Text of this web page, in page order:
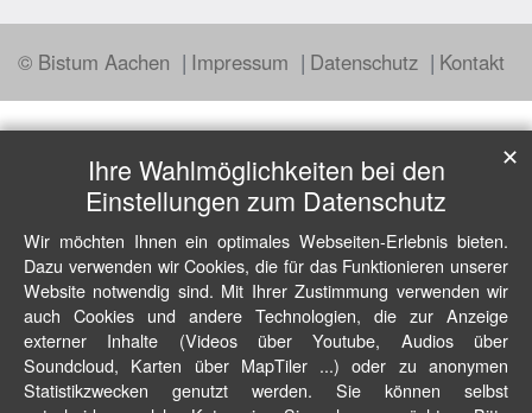
© Bistum Aachen Impressum Datenschutz Kontakt
Ihre Wahlmöglichkeiten bei den
Einstellungen zum Datenschutz
Wir möchten Ihnen ein optimales Webseiten-Erlebnis bieten.
Dazu verwenden wir Cookies, die für das Funktionieren unserer
Website notwendig sind. Mit Ihrer Zustimmung verwenden wir
auch Cookies und andere Technologien, die zur Anzeige
externer Inhalte (Videos über Youtube, Audios über
Soundcloud, Karten über MapTiler ...) oder zu anonymen
Statistikzwecken genutzt werden. Sie können selbst
✕